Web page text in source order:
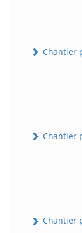
Chantier
Chantier
Chantier